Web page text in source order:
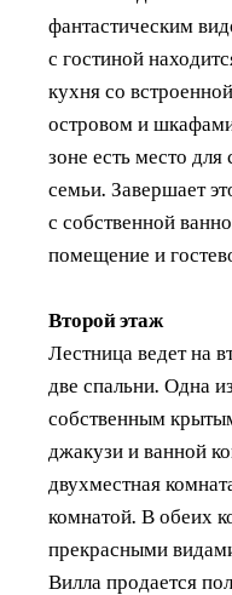
фантастическим
с гостиной
кухня со
островом и
зоне есть место
семьи. Завершает
с собственной
помещение и
Второй этаж
Лестница ведет на
две спальни. Одна
собственным
джакузи и ванной
двухместная
комнатой. В обеих
прекрасными
Вилла продается